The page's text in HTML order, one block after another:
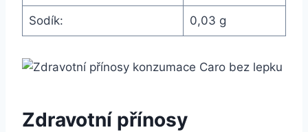
Sodík: 0,03 g
Zdravotní přínosy